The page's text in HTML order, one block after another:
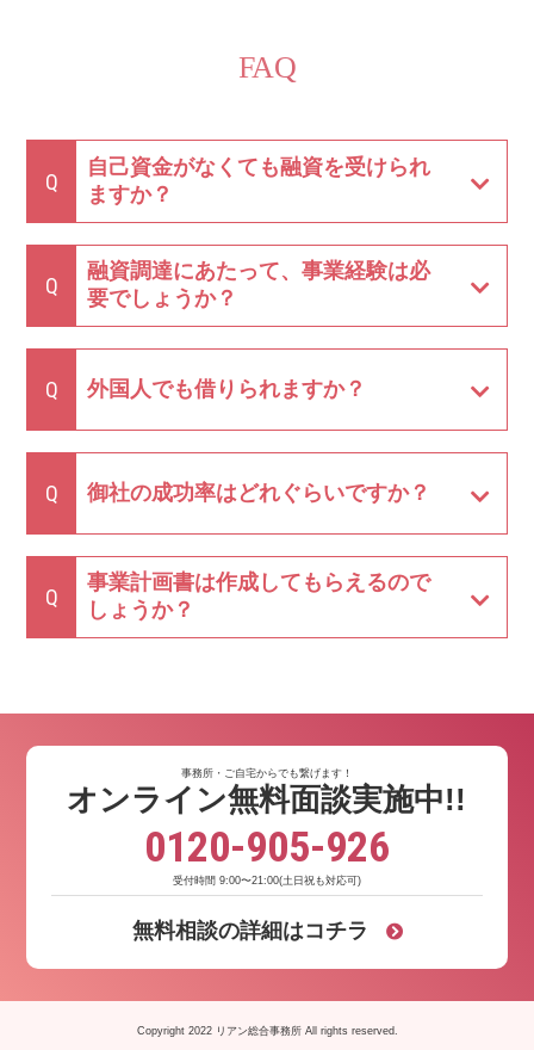
FAQ
Q
自己資金がなくても融資を受けられ
ますか？
Q
融資調達にあたって、事業経験は必
要でしょうか？
Q 外国人でも借りられますか？
Q 御社の成功率はどれぐらいですか？
Q
事業計画書は作成してもらえるので
しょうか？
事務所・ご自宅からでも繋げます！
オンライン無料面談実施中!!
0120-905-926
受付時間 9:00〜21:00(土日祝も対応可)
無料相談の詳細はコチラ
Copyright 2022 リアン総合事務所 All rights reserved.